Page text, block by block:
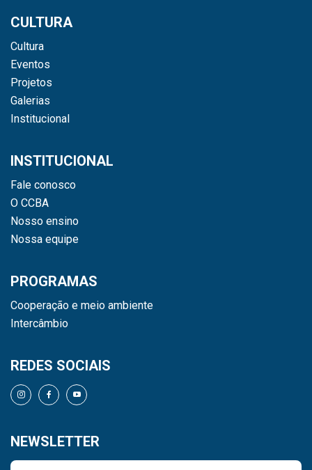
CULTURA
Cultura
Eventos
Projetos
Galerias
Institucional
INSTITUCIONAL
Fale conosco
O CCBA
Nosso ensino
Nossa equipe
PROGRAMAS
Cooperação e meio ambiente
Intercâmbio
REDES SOCIAIS
NEWSLETTER